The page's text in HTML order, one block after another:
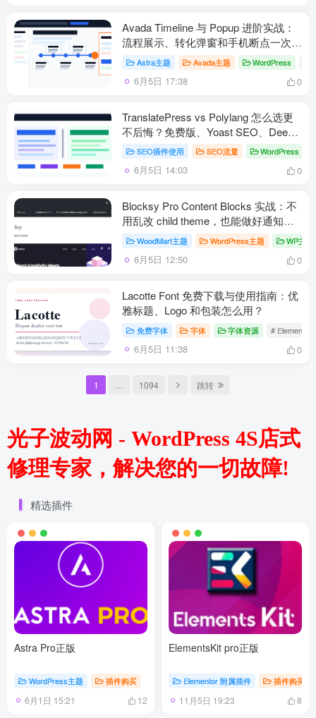
Avada Timeline 与 Popup 进阶实战：
流程展示、转化弹窗和手机断点一次理
顺 Astra主题 Avada主题 WordPress
6月5日 17:38 0
TranslatePress vs Polylang 怎么选更
不后悔？免费版、Yoast SEO、DeepL
一次讲清
SEO插件使用 SEO流量 WordPress
6月5日 14:03 0
Blocksy Pro Content Blocks 实战：不
用乱改 child theme，也能做好通知条
和商品页模块
WoodMart主题 WordPress主题 WP主
6月5日 12:50 0
Lacotte Font 免费下载与使用指南：优
雅标题、Logo 和包装怎么用？
免费字体 字体 字体资源 # Elementor
6月5日 11:38 0
1 1094 跳转
光子波动网 - WordPress 4S店式
修理专家，解决您的一切故障!
精选插件
Astra Pro正版
WordPress主题 插件购买
6月1日 15:21 12
ElementsKit pro正版
Elementor 附属插件 插件购买
11月5日 19:23 8